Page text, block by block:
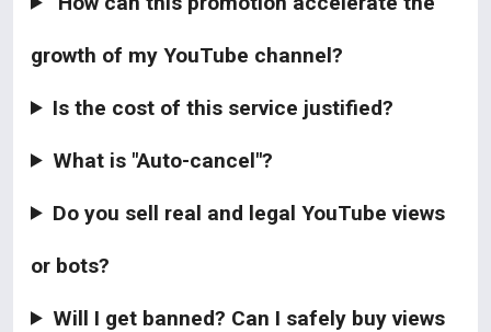
growth of my YouTube channel?
Is the cost of this service justified?
What is "Auto-cancel"?
Do you sell real and legal YouTube views
or bots?
Will I get banned? Can I safely buy views